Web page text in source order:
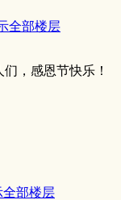
全部楼层
，感恩节快乐！
全部楼层